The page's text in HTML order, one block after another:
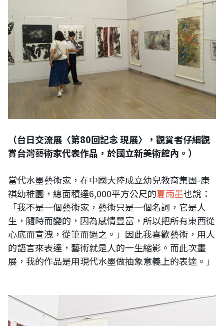
（台日交流展〈第80回記念 現展〉，觀賞者仔細觀
賞台灣藝術家代表作品，於國立新美術館內。）
當代水墨藝術家，在中國大陸成立幼兒教育集團-康
祺幼稚園，總面積達6,000平方公尺的夏雨墨也說：
「我不是一個藝術家，藝術只是一個名詞，它是人
生，隨時而變的，因為感情豐富，所以把所有東西從
心底而宣洩，從筆而過之。」因此我喜歡藝術，用人
的語言來表達，藝術就是人的一生縮影。而此次畫
展，我的作品是用現代水墨做抽象意義上的表達。」